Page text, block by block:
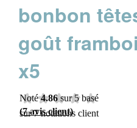
bonbon
goût
x5
Noté4.86 sur 5 basé
sur7notations client
(7avis client)